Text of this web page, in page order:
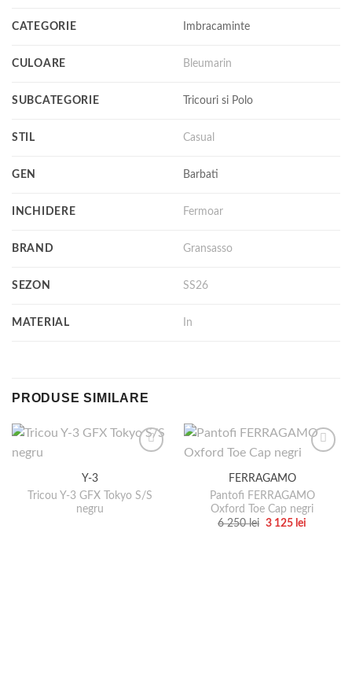
CATEGORIE Imbracaminte
CULOARE Bleumarin
SUBCATEGORIE Tricouri si Polo
STIL Casual
GEN Barbati
INCHIDERE Fermoar
BRAND Gransasso
SEZON SS26
MATERIAL In
PRODUSE SIMILARE
Y-3
Tricou Y-3 GFX Tokyo S/S
negru
FERRAGAMO
Pantofi FERRAGAMO
Oxford Toe Cap negri
6 250lei Prețul
3 125 lei